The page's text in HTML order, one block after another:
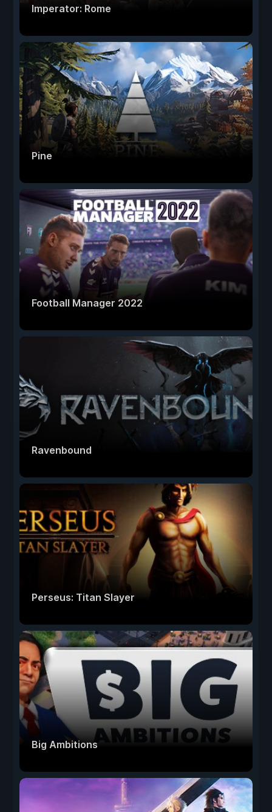
Imperator: Rome
Pine
Football Manager 2022
Ravenbound
Perseus: Titan Slayer
Big Ambitions